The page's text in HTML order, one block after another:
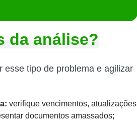
da análise?
esse tipo de problema e agilizar
verifique vencimentos, atualizações
documentos amassados;